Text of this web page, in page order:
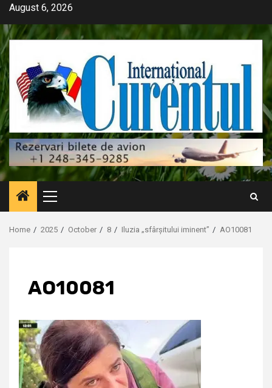
Skip
content
August 6, 2026
Primary
Menu
Home 2025 October 8 Iluzia „sfârșitului iminent” AO10081
AO10081